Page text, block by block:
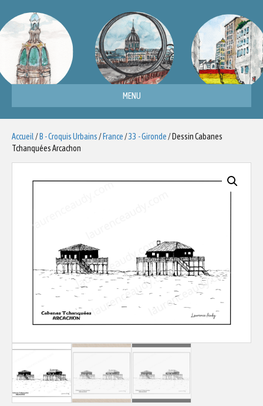
MENU
Accueil / B - Croquis Urbains / France /33 - Gironde / Dessin Cabanes
Tchanquées Arcachon